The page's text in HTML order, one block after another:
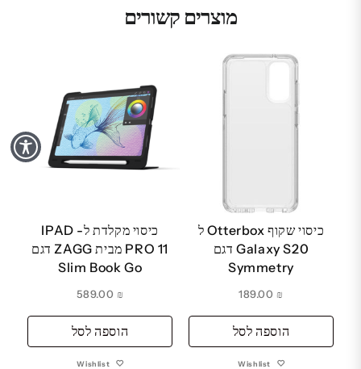
מוצרים קשורים
כיסוי שקוף Otterbox ל
Galaxy S20 דגם
Symmetry
₪
הוספה לסל
Wishlist
כיסוי מקלדת ל- IPAD
PRO 11 מבית ZAGG דגם
Slim Book Go
₪
הוספה לסל
Wishlist